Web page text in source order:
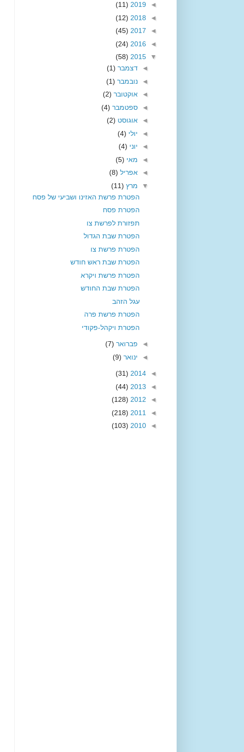
◄
2019
(11)
◄
2018
(12)
◄
2017
(45)
◄
2016
(24)
▼
2015
(58)
◄ דצמבר (1)
◄ נובמבר (1)
◄ אוקטובר (2)
◄ ספטמבר (4)
◄ אוגוסט (2)
◄ יולי (4)
◄ יוני (4)
◄ מאי (5)
◄ אפריל (8)
▼ מרץ (11)
הפטרת פרשת האזינו ושביעי של פסח
הפטרת פסח
תפזורת לפרשת צו
הפטרת שבת הגדול
הפטרת פרשת צו
הפטרת שבת ראש חודש
הפטרת פרשת ויקרא
הפטרת שבת החודש
עגל הזהב
הפטרת פרשת פרה
הפטרת ויקהל-פקודי
◄ פברואר (7)
◄ ינואר (9)
◄
2014
(31)
◄
2013
(44)
◄
2012
(128)
◄
2011
(218)
◄
2010
(103)